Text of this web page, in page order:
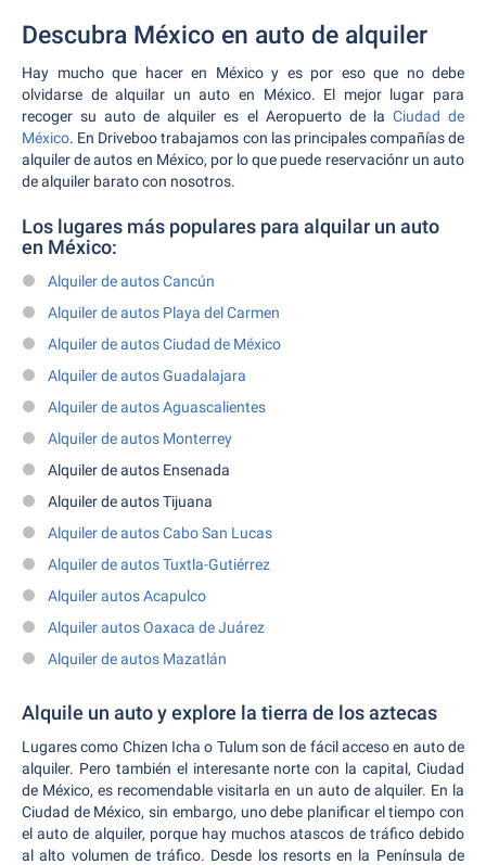
Descubra México en auto de alquiler
Hay mucho que hacer en México y es por eso que no debe
olvidarse de alquilar un auto en México. El mejor lugar para
recoger su auto de alquiler es el Aeropuerto de la Ciudad de
México. En Driveboo trabajamos con las principales compañías de
alquiler de autos en México, por lo que puede reservaciónr un auto
de alquiler barato con nosotros.
Los lugares más populares para alquilar un auto
en México:
Alquiler de autos Cancún
Alquiler de autos Playa del Carmen
Alquiler de autos Ciudad de México
Alquiler de autos Guadalajara
Alquiler de autos Aguascalientes
Alquiler de autos Monterrey
Alquiler de autos Ensenada
Alquiler de autos Tijuana
Alquiler de autos Cabo San Lucas
Alquiler de autos Tuxtla-Gutiérrez
Alquiler autos Acapulco
Alquiler autos Oaxaca de Juárez
Alquiler de autos Mazatlán
Alquile un auto y explore la tierra de los aztecas
Lugares como Chizen Icha o Tulum son de fácil acceso en auto de
alquiler. Pero también el interesante norte con la capital, Ciudad
de México, es recomendable visitarla en un auto de alquiler. En la
Ciudad de México, sin embargo, uno debe planificar el tiempo con
el auto de alquiler, porque hay muchos atascos de tráfico debido
al alto volumen de tráfico. Desde los resorts en la Península de